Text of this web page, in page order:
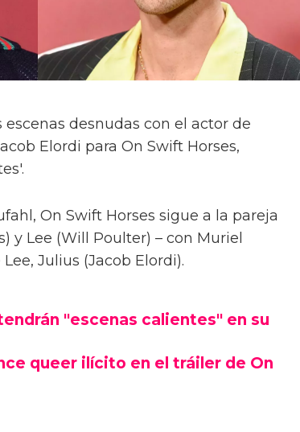
desnudas con el actor de
Elordi para On Swift Horses,
On Swift Horses sigue a la pareja
y Lee (Will Poulter) – con Muriel
Julius (Jacob Elordi).
"escenas calientes" en su
queer ilícito en el tráiler de On